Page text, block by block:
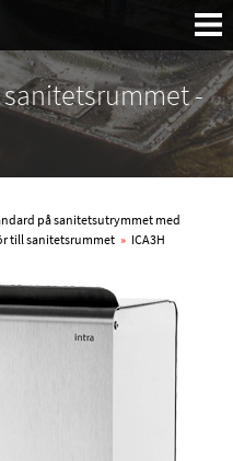
-
på sanitetsutrymmet med
till sanitetsrummet » ICA3H